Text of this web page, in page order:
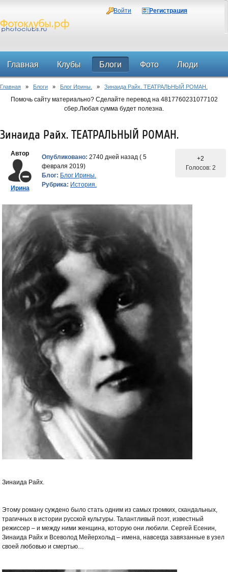
Войти Регистрация
Главная Клубы Блоги Фото Люди
Форум
Главная » Блоги » Блог Ирины. » Зинаида Райх. ТЕАТРАЛЬНЫЙ РОМАН.
Помочь сайту материально? Сделайте перевод на 4817760231077102
сбер.Любая сумма будет полезна.
Зинаида Райх. ТЕАТРАЛЬНЫЙ РОМАН.
Автор
Ирина
Опубликовано: 2740 дней назад ( 5
февраля 2019)
Блог: Блог Ирины.
Рубрика: История.
+2
Голосов: 2
Зинаида Райх.
Этому роману суждено было стать одним из самых громких, скандальных,
трагичных в истории русской культуры. Талантливый поэт, известный
режиссер – и между ними женщина, которую они любили. Сергей Есенин,
Зинаида Райх и Всеволод Мейерхольд – имена, навсегда завязанные в узел
своей любовью и смертью…